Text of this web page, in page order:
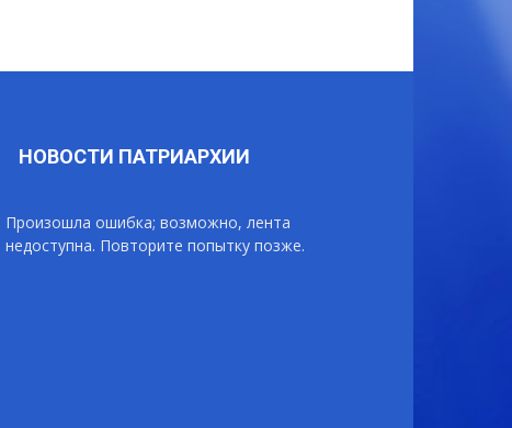
НОВОСТИ ПАТРИАРХИИ
Произошла ошибка; возможно, лента
недоступна. Повторите попытку позже.